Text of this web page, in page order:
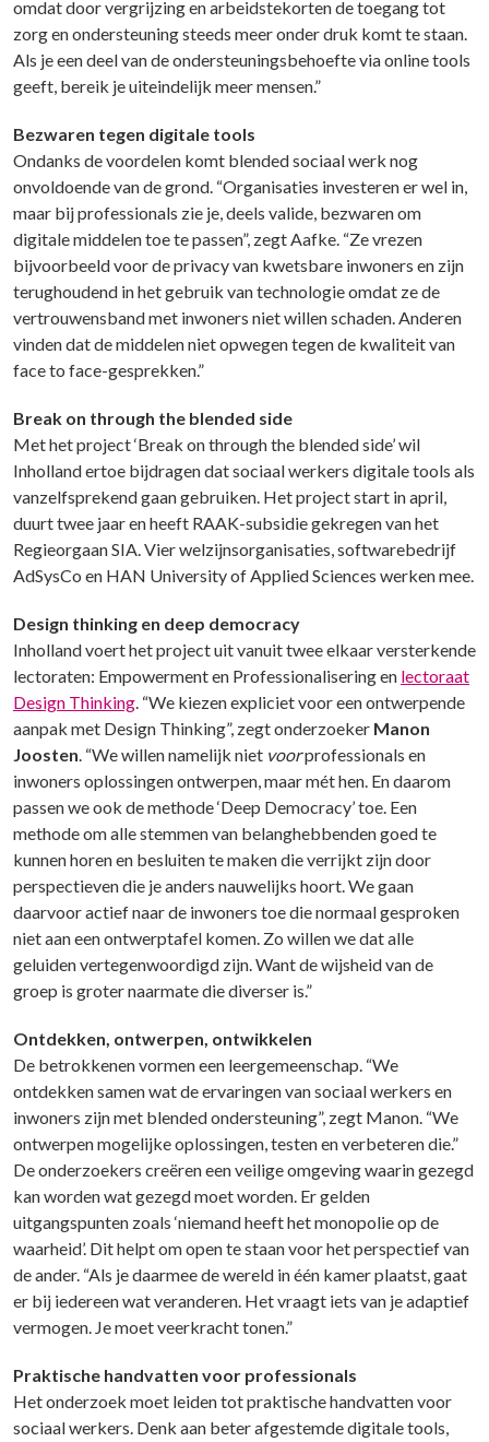
omdat door vergrijzing en arbeidstekorten de toegang tot
zorg en ondersteuning steeds meer onder druk komt te staan.
Als je een deel van de ondersteuningsbehoefte via online tools
geeft, bereik je uiteindelijk meer mensen.”
Bezwaren tegen digitale tools
Ondanks de voordelen komt blended sociaal werk nog
onvoldoende van de grond. “Organisaties investeren er wel in,
maar bij professionals zie je, deels valide, bezwaren om
digitale middelen toe te passen”, zegt Aafke. “Ze vrezen
bijvoorbeeld voor de privacy van kwetsbare inwoners en zijn
terughoudend in het gebruik van technologie omdat ze de
vertrouwensband met inwoners niet willen schaden. Anderen
vinden dat de middelen niet opwegen tegen de kwaliteit van
face to face-gesprekken.”
Break on through the blended side
Met het project ‘Break on through the blended side’ wil
Inholland ertoe bijdragen dat sociaal werkers digitale tools als
vanzelfsprekend gaan gebruiken. Het project start in april,
duurt twee jaar en heeft RAAK-subsidie gekregen van het
Regieorgaan SIA. Vier welzijnsorganisaties, softwarebedrijf
AdSysCo en HAN University of Applied Sciences werken mee.
Design thinking en deep democracy
Inholland voert het project uit vanuit twee elkaar versterkende
lectoraten: Empowerment en Professionalisering en lectoraat
Design Thinking. “We kiezen expliciet voor een ontwerpende
aanpak met Design Thinking”, zegt onderzoeker Manon
Joosten. “We willen namelijk niet voorprofessionals en
inwoners oplossingen ontwerpen, maar mét hen. En daarom
passen we ook de methode ‘Deep Democracy’ toe. Een
methode om alle stemmen van belanghebbenden goed te
kunnen horen en besluiten te maken die verrijkt zijn door
perspectieven die je anders nauwelijks hoort. We gaan
daarvoor actief naar de inwoners toe die normaal gesproken
niet aan een ontwerptafel komen. Zo willen we dat alle
geluiden vertegenwoordigd zijn. Want de wijsheid van de
groep is groter naarmate die diverser is.”
Ontdekken, ontwerpen, ontwikkelen
De betrokkenen vormen een leergemeenschap. “We
ontdekken samen wat de ervaringen van sociaal werkers en
inwoners zijn met blended ondersteuning”, zegt Manon. “We
ontwerpen mogelijke oplossingen, testen en verbeteren die.”
De onderzoekers creëren een veilige omgeving waarin gezegd
kan worden wat gezegd moet worden. Er gelden
uitgangspunten zoals ‘niemand heeft het monopolie op de
waarheid’. Dit helpt om open te staan voor het perspectief van
de ander. “Als je daarmee de wereld in één kamer plaatst, gaat
er bij iedereen wat veranderen. Het vraagt iets van je adaptief
vermogen. Je moet veerkracht tonen.”
Praktische handvatten voor professionals
Het onderzoek moet leiden tot praktische handvatten voor
sociaal werkers. Denk aan beter afgestemde digitale tools,